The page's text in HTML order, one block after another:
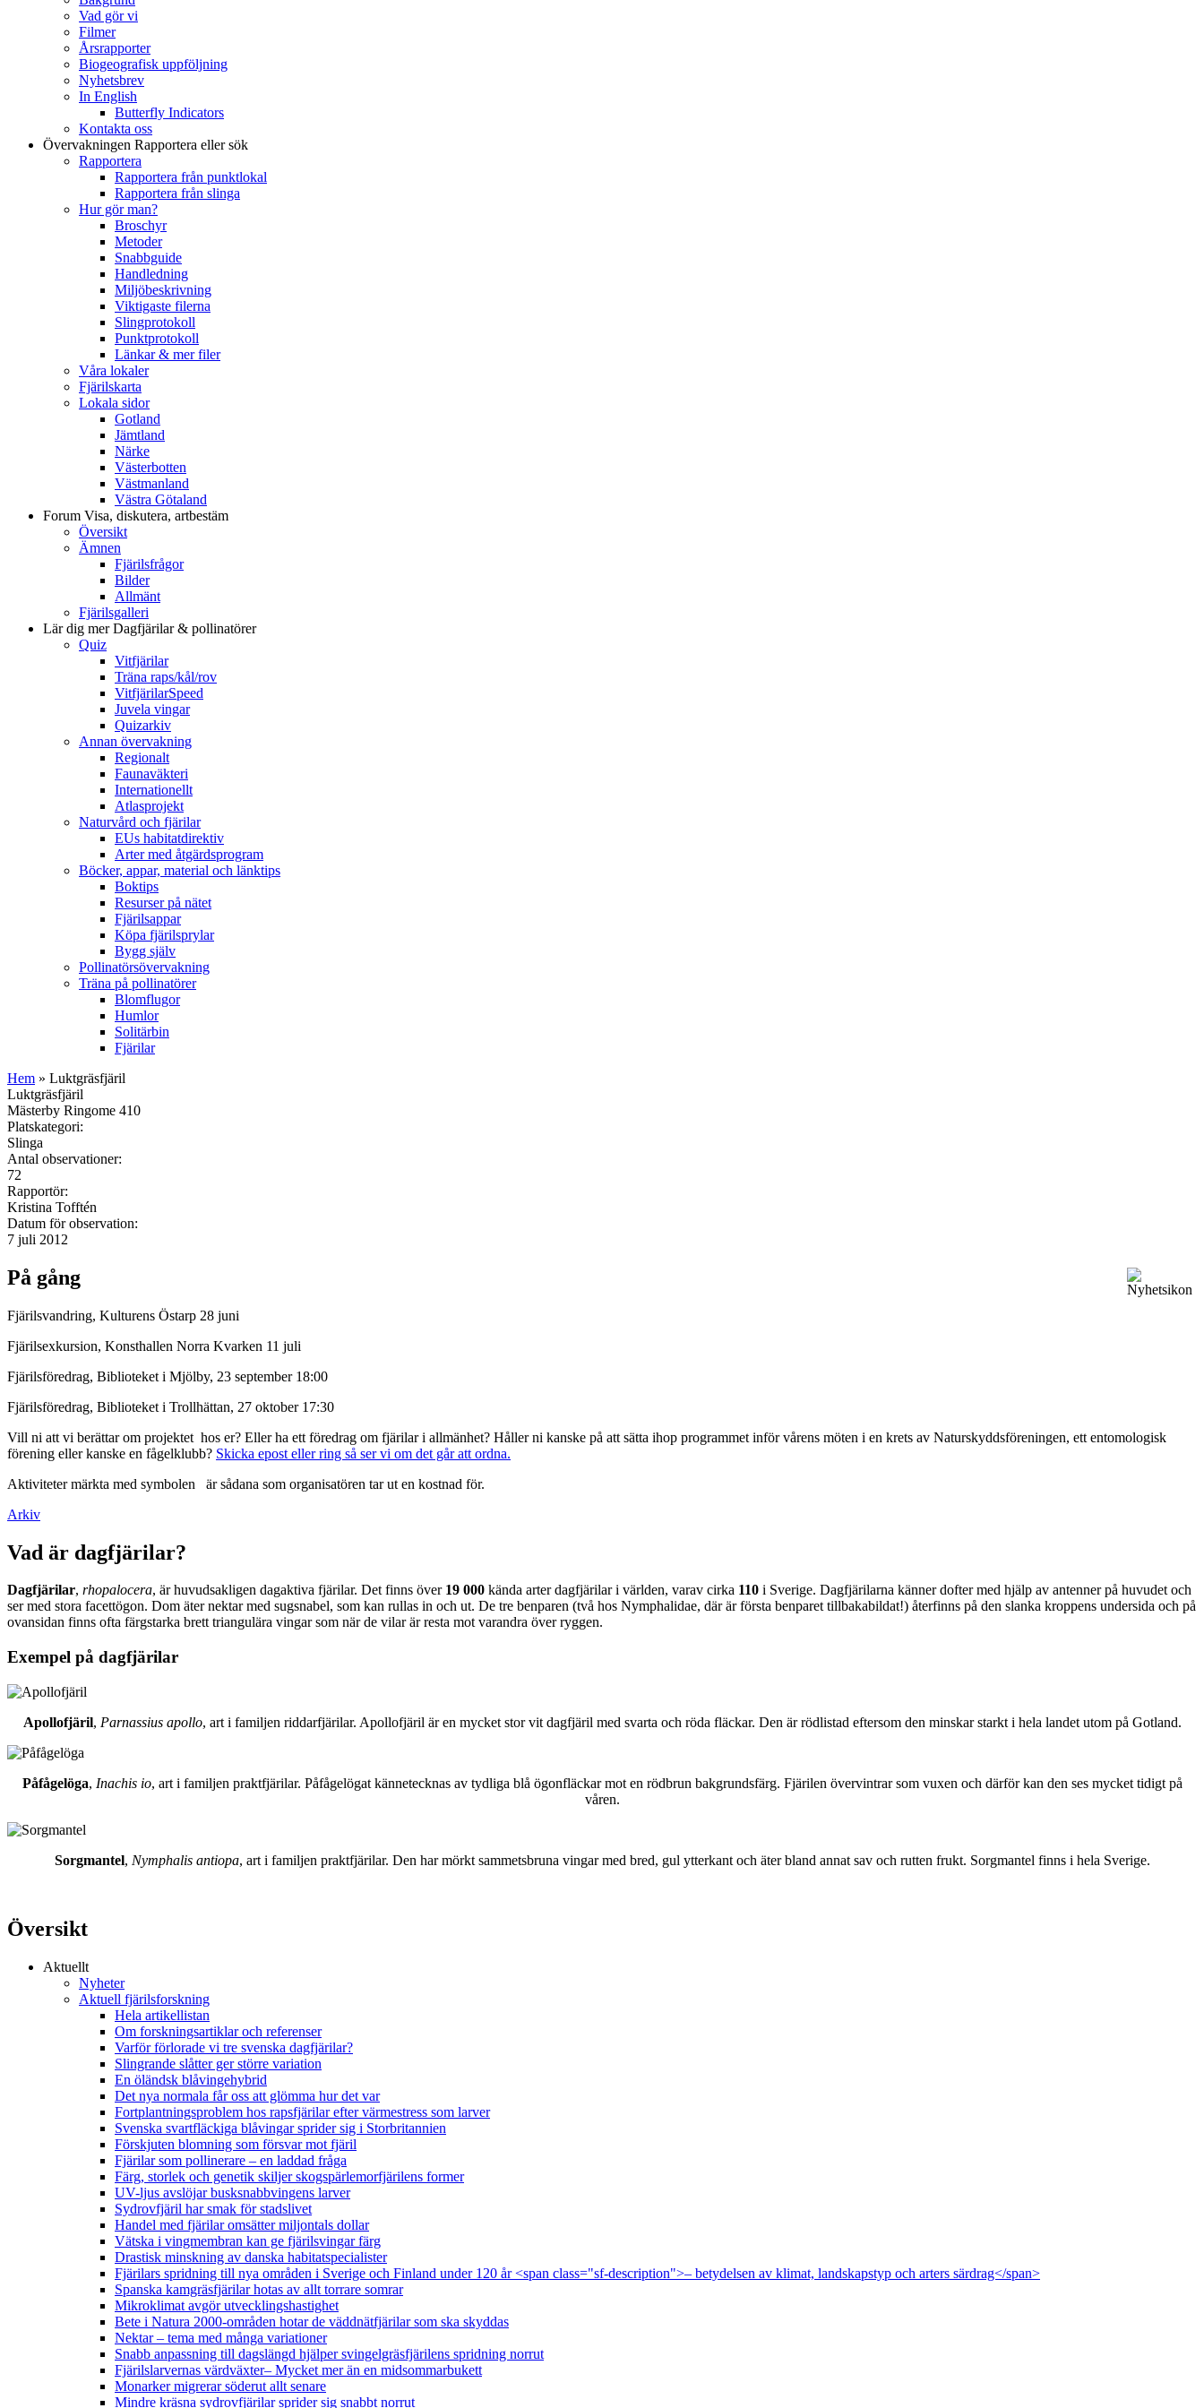
Vad gör vi
Filmer
Årsrapporter
Biogeografisk uppföljning
Nyhetsbrev
In English
Butterfly Indicators
Kontakta oss
Övervakningen Rapportera eller sök
Rapportera
Rapportera från punktlokal
Rapportera från slinga
Hur gör man?
Broschyr
Metoder
Snabbguide
Handledning
Miljöbeskrivning
Viktigaste filerna
Slingprotokoll
Punktprotokoll
Länkar & mer filer
Våra lokaler
Fjärilskarta
Lokala sidor
Gotland
Jämtland
Närke
Västerbotten
Västmanland
Västra Götaland
Forum Visa, diskutera, artbestäm
Översikt
Ämnen
Fjärilsfrågor
Bilder
Allmänt
Fjärilsgalleri
Lär dig merDagfjärilar & pollinatörer
Quiz
Vitfjärilar
Träna raps/kål/rov
VitfjärilarSpeed
Juvela vingar
Quizarkiv
Annan övervakning
Regionalt
Faunaväkteri
Internationellt
Atlasprojekt
Naturvård och fjärilar
EUs habitatdirektiv
Arter med åtgärdsprogram
Böcker, appar, material och länktips
Boktips
Resurser på nätet
Fjärilsappar
Köpa fjärilsprylar
Bygg själv
Pollinatörsövervakning
Träna på pollinatörer
Blomflugor
Humlor
Solitärbin
Fjärilar
Hem » Luktgräsfjäril
Luktgräsfjäril
Mästerby Ringome 410
Platskategori:
Slinga
Antal observationer:
72
Rapportör:
Kristina Tofftén
Datum för observation:
7 juli 2012
På gång
Fjärilsvandring, Kulturens Östarp 28 juni
Fjärilsexkursion, Konsthallen Norra Kvarken 11 juli
Fjärilsföredrag, Biblioteket i Mjölby, 23 september 18:00
Fjärilsföredrag, Biblioteket i Trollhättan, 27 oktober 17:30
Vill ni att vi berättar om projektet hos er? Eller ha ett föredrag om fjärilar i allmänhet? Håller ni kanske på att sätta ihop programmet inför vårens möten i en krets av Naturskyddsföreningen, ett entomologisk
förening eller kanske en fågelklubb? Skicka epost eller ring så ser vi om det går att ordna.
Aktiviteter märkta med symbolen
är sådana som organisatören tar ut en kostnad för.
Arkiv
Vad är dagfjärilar?
Dagfjärilar, rhopalocera, är huvudsakligen dagaktiva fjärilar. Det finns över 19 000 kända arter dagfjärilar i världen, varav cirka 110 i Sverige. Dagfjärilarna känner dofter med hjälp av antenner på huvudet och
ser med stora facettögon. Dom äter nektar med sugsnabel, som kan rullas in och ut. De tre benparen (två hos Nymphalidae, där är första benparet tillbakabildat!) återfinns på den slanka kroppens undersida och på
ovansidan finns ofta färgstarka brett triangulära vingar som när de vilar är resta mot varandra över ryggen.
Exempel på dagfjärilar
Apollofjäril, Parnassius apollo, art i familjen riddarfjärilar. Apollofjäril är en mycket stor vit dagfjäril med svarta och röda fläckar. Den är rödlistad eftersom den minskar starkt i hela landet utom på Gotland.
Påfågelöga, Inachis io, art i familjen praktfjärilar. Påfågelögat kännetecknas av tydliga blå ögonfläckar mot en rödbrun bakgrundsfärg. Fjärilen övervintrar som vuxen och därför kan den ses mycket tidigt på
våren.
Sorgmantel, Nymphalis antiopa, art i familjen praktfjärilar. Den har mörkt sammetsbruna vingar med bred, gul ytterkant och äter bland annat sav och rutten frukt. Sorgmantel finns i hela Sverige.
Översikt
Aktuellt
Nyheter
Aktuell fjärilsforskning
Hela artikellistan
Om forskningsartiklar och referenser
Varför förlorade vi tre svenska dagfjärilar?
Slingrande slåtter ger större variation
En öländsk blåvingehybrid
Det nya normala får oss att glömma hur det var
Fortplantningsproblem hos rapsfjärilar efter värmestress som larver
Svenska svartfläckiga blåvingar sprider sig i Storbritannien
Förskjuten blomning som försvar mot fjäril
Fjärilar som pollinerare – en laddad fråga
Färg, storlek och genetik skiljer skogspärlemorfjärilens former
UV-ljus avslöjar busksnabbvingens larver
Sydrovfjäril har smak för stadslivet
Handel med fjärilar omsätter miljontals dollar
Vätska i vingmembran kan ge fjärilsvingar färg
Drastisk minskning av danska habitatspecialister
Fjärilars spridning till nya områden i Sverige och Finland under 120 år <span class="sf-description">– betydelsen av klimat, landskapstyp och arters särdrag</span>
Spanska kamgräsfjärilar hotas av allt torrare somrar
Mikroklimat avgör utvecklingshastighet
Bete i Natura 2000-områden hotar de väddnätfjärilar som ska skyddas
Nektar – tema med många variationer
Snabb anpassning till dagslängd hjälper svingelgräsfjärilens spridning norrut
Fjärilslarvernas värdväxter– Mycket mer än en midsommarbukett
Monarker migrerar söderut allt senare
Mindre kräsna sydrovfjärilar sprider sig snabbt norrut